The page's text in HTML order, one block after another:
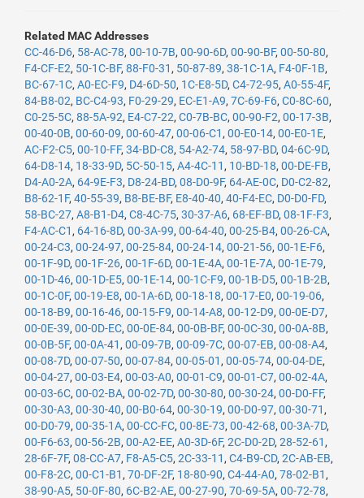
Related MAC Addresses
CC-46-D6, 58-AC-78, 00-10-7B, 00-90-6D, 00-90-BF, 00-50-80,
F4-CF-E2, 50-1C-BF, 88-F0-31 , 50-87-89, 38-1C-1A, F4-0F-1B,
BC-67-1C, A0-EC-F9, D4-6D-50, 1C-E8-5D, C4-72-95, A0-55-4F,
84-B8-02, BC-C4-93, F0-29-29, EC-E1-A9, 7C-69-F6, C0-8C-60,
C0-25-5C, 88-5A-92, E4-C7-22, C0-7B-BC, 00-90-F2, 00-17-3B,
00-40-0B, 00-60-09, 00-60-47, 00-06-C1 , 00-E0-14, 00-E0-1E,
AC-F2-C5, 00-10-FF, 34-BD-C8, 54-A2-74, 58-97-BD, 04-6C-9D,
64-D8-14, 18-33-9D, 5C-50-15, A4-4C-11 , 10-BD-18, 00-DE-FB,
D4-A0-2A, 64-9E-F3, D8-24-BD, 08-D0-9F, 64-AE-0C, D0-C2-82,
B8-62-1F, 40-55-39, B8-BE-BF, E8-40-40, 40-F4-EC, D0-D0-FD,
58-BC-27, A8-B1-D4, C8-4C-75, 30-37-A6, 68-EF-BD, 08-1F-F3,
F4-AC-C1 , 64-16-8D, 00-3A-99, 00-64-40, 00-25-B4, 00-26-CA,
00-24-C3, 00-24-97, 00-25-84, 00-24-14, 00-21-56, 00-1E-F6,
00-1F-9D, 00-1F-26, 00-1F-6D, 00-1E-4A, 00-1E-7A, 00-1E-79,
00-1D-46, 00-1D-E5, 00-1E-14, 00-1C-F9, 00-1B-D5, 00-1B-2B,
00-1C-0F, 00-19-E8, 00-1A-6D, 00-18-18, 00-17-E0, 00-19-06,
00-18-B9, 00-16-46, 00-15-F9, 00-14-A8, 00-12-D9, 00-0E-D7,
00-0E-39, 00-0D-EC, 00-0E-84, 00-0B-BF, 00-0C-30, 00-0A-8B,
00-0B-5F, 00-0A-41 , 00-09-7B, 00-09-7C, 00-07-EB, 00-08-A4,
00-08-7D, 00-07-50, 00-07-84, 00-05-01 , 00-05-74, 00-04-DE,
00-04-27, 00-03-E4, 00-03-A0, 00-01-C9, 00-01-C7, 00-02-4A,
00-03-6C, 00-02-BA, 00-02-7D, 00-30-80, 00-30-24, 00-D0-FF,
00-30-A3, 00-30-40, 00-B0-64, 00-30-19, 00-D0-97, 00-30-71 ,
00-D0-79, 00-35-1A, 00-CC-FC, 00-8E-73, 00-42-68, 00-3A-7D,
00-F6-63, 00-56-2B, 00-A2-EE, A0-3D-6F, 2C-D0-2D, 28-52-61 ,
28-6F-7F, 08-CC-A7, F8-A5-C5, 2C-33-11 , C4-B9-CD, 2C-AB-EB,
00-F8-2C, 00-C1-B1 , 70-DF-2F, 18-80-90, C4-44-A0, 78-02-B1 ,
38-90-A5, 50-0F-80, 6C-B2-AE, 00-27-90, 70-69-5A, 00-72-78,